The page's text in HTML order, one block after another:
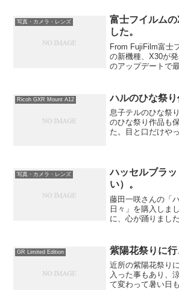
ブラックとシルバ
売されます...
写真・カメラ・レンズ
富士フイルム
した。
From FujiFilm富士
の新機種、X30が
のアップデートで
ラにEVFを入れた
す。みた...
Ricoh GXR Mount A12 ハルのひな祭り
息子テルのひな祭
のひな祭り作品も
た。目と口だけや
1.1/50の...
写真・カメラ・レンズ
ハッセルブラ
い）。
藤田一咲さんの「
日々」を購入しま
に、心が踊りまし
は・・・読んでし
ドが欲しくなって
GR Limited Edition 紫陽花祭りに行
近所の紫陽花祭り
入った事もあり、
て変わって暑い日